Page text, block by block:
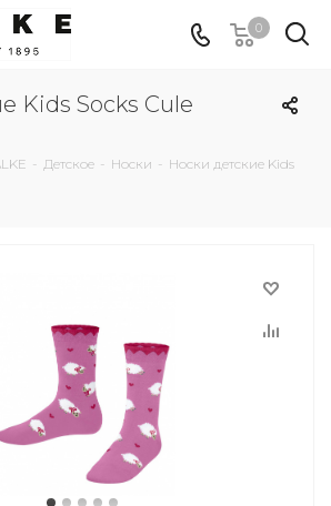
0
Kids Socks Cule
- Детское - Носки - Носки детские Kids